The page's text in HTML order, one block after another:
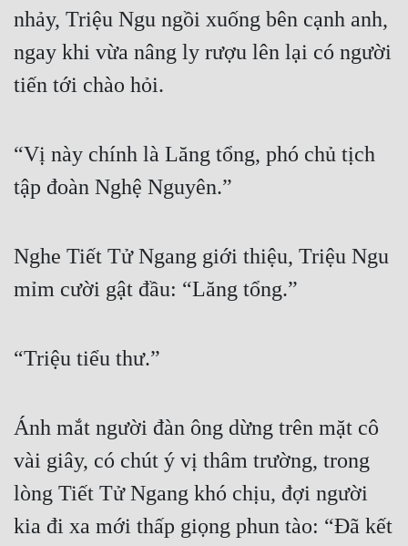
nhảy, Triệu Ngu ngồi xuống bên cạnh anh,
ngay khi vừa nâng ly rượu lên lại có người
tiến tới chào hỏi.
“Vị này chính là Lăng tổng, phó chủ tịch
tập đoàn Nghệ Nguyên.”
Nghe Tiết Tử Ngang giới thiệu, Triệu Ngu
mỉm cười gật đầu: “Lăng tổng.”
“Triệu tiểu thư.”
Ánh mắt người đàn ông dừng trên mặt cô
vài giây, có chút ý vị thâm trường, trong
lòng Tiết Tử Ngang khó chịu, đợi người
kia đi xa mới thấp giọng phun tào: “Đã kết